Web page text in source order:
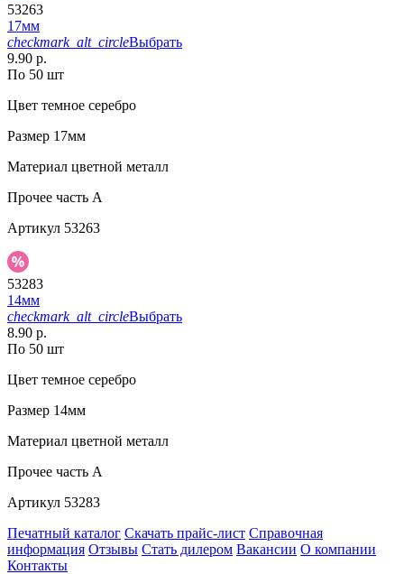
53263
17мм
checkmark_alt_circleВыбрать
9.90 р.
По 50 шт
Цвет темное серебро
Размер 17мм
Материал цветной металл
Прочее часть A
Артикул 53263
53283
14мм
checkmark_alt_circleВыбрать
8.90 р.
По 50 шт
Цвет темное серебро
Размер 14мм
Материал цветной металл
Прочее часть A
Артикул 53283
Печатный каталог Скачать прайс-лист Справочная
информация Отзывы Стать дилером Вакансии О компании
Контакты